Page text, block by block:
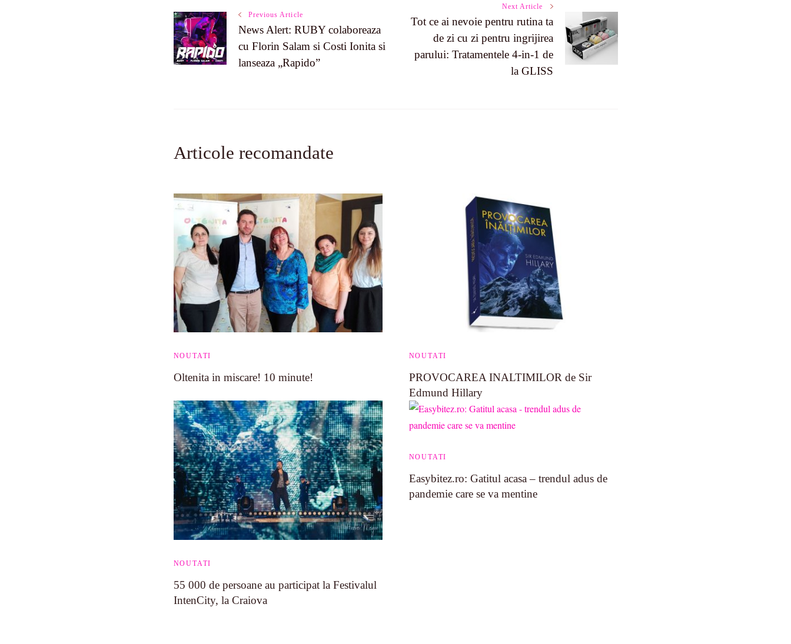
Post
Navigation
Previous Article
News Alert: RUBY colaboreaza
cu Florin Salam si Costi Ionita si
lanseaza „Rapido”
Next Article
Tot ce ai nevoie pentru rutina ta
de zi cu zi pentru ingrijirea
parului: Tratamentele 4-in-1 de
la GLISS
Articole recomandate
NOUTATI
Oltenita in miscare! 10 minute!
NOUTATI
PROVOCAREA INALTIMILOR de Sir
Edmund Hillary
NOUTATI
55 000 de persoane au participat la Festivalul
IntenCity, la Craiova
NOUTATI
Easybitez.ro: Gatitul acasa – trendul adus de
pandemie care se va mentine